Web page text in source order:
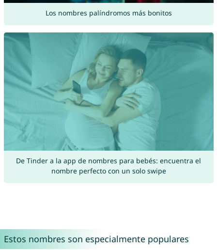
Los nombres palíndromos más bonitos
De Tinder a la app de nombres para bebés: encuentra el
nombre perfecto con un solo swipe
Estos nombres son especialmente populares